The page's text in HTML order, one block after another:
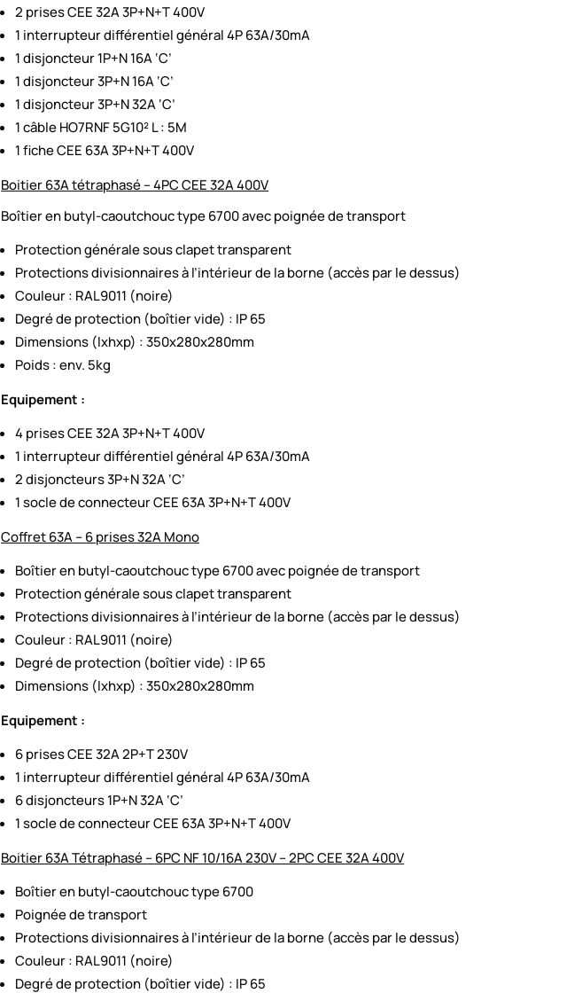
2 prises CEE 32A 3P+N+T 400V
1 interrupteur différentiel général 4P 63A/30mA
1 disjoncteur 1P+N 16A ‘C’
1 disjoncteur 3P+N 16A ‘C’
1 disjoncteur 3P+N 32A ‘C’
1 câble HO7RNF 5G10² L : 5M
1 fiche CEE 63A 3P+N+T 400V
Boitier 63A tétraphasé – 4PC CEE 32A 400V
Boîtier en butyl-caoutchouc type 6700 avec poignée de transport
Protection générale sous clapet transparent
Protections divisionnaires à l’intérieur de la borne (accès par le dessus)
Couleur : RAL9011 (noire)
Degré de protection (boîtier vide) : IP 65
Dimensions (lxhxp) : 350x280x280mm
Poids : env. 5kg
Equipement :
4 prises CEE 32A 3P+N+T 400V
1 interrupteur différentiel général 4P 63A/30mA
2 disjoncteurs 3P+N 32A ‘C’
1 socle de connecteur CEE 63A 3P+N+T 400V
Coffret 63A – 6 prises 32A Mono
Boîtier en butyl-caoutchouc type 6700 avec poignée de transport
Protection générale sous clapet transparent
Protections divisionnaires à l’intérieur de la borne (accès par le dessus)
Couleur : RAL9011 (noire)
Degré de protection (boîtier vide) : IP 65
Dimensions (lxhxp) : 350x280x280mm
Equipement :
6 prises CEE 32A 2P+T 230V
1 interrupteur différentiel général 4P 63A/30mA
6 disjoncteurs 1P+N 32A ‘C’
1 socle de connecteur CEE 63A 3P+N+T 400V
Boitier 63A Tétraphasé – 6PC NF 10/16A 230V – 2PC CEE 32A 400V
Boîtier en butyl-caoutchouc type 6700
Poignée de transport
Protections divisionnaires à l’intérieur de la borne (accès par le dessus)
Couleur : RAL9011 (noire)
Degré de protection (boîtier vide) : IP 65